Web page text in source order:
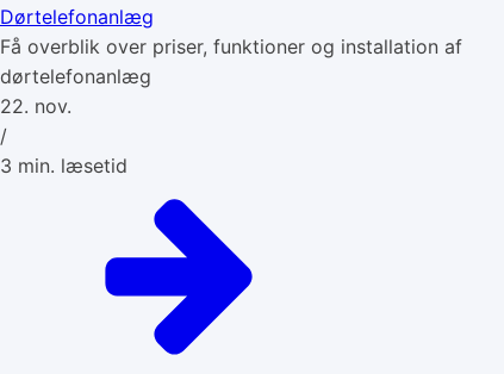
Dørtelefonanlæg
Få overblik over priser, funktioner og installation af
dørtelefonanlæg
22. nov.
/
3 min. læsetid